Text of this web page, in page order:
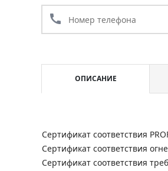
call
ОПИСАНИЕ
Сертификат соответствия
Сертификат соответствия
Сертификат соответствия